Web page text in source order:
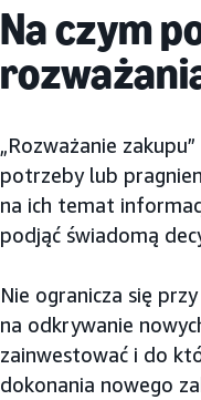
Na czym
„Rozważanie
potrzeby lub
na ich temat
podjąć świadomą
Nie ogranicza się
na odkrywanie
zainwestować i do
dokonania nowego